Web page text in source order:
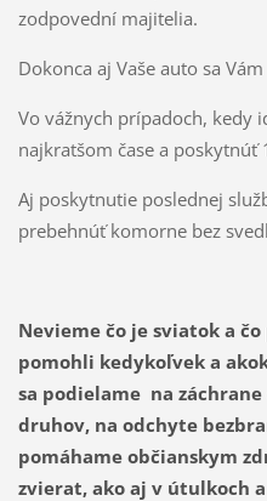
zodpovední majitelia.
Dokonca aj Vaše autosa Vám
Vo vážnych prípadoch, kedy
najkratšom čase a poskytnúť
Aj poskytnutie poslednej
prebehnúť komorne bez
Nevieme čo je sviatok a
pomohli kedykoľvek a
sa podielame na
druhov, na odchyte
pomáhame občianskym
zvierat, ako aj v útulkoch